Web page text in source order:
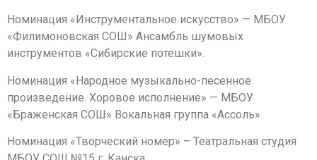
Номинация «Инструментальное искусство» — МБОУ
«Филимоновская СОШ» Ансамбль шумовых
инструментов «Сибирские потешки».
Номинация «Народное музыкально-песенное
произведение. Хоровое исполнение» — МБОУ
«Браженская СОШ» Вокальная группа «Ассоль»
Номинация «Творческий номер» – Театральная студия